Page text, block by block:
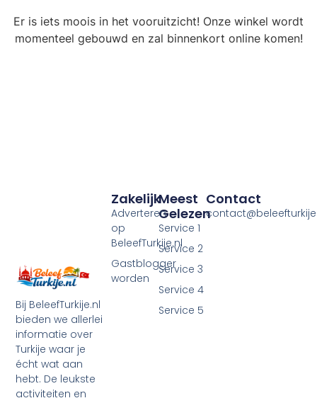
Er is iets moois in het vooruitzicht! Onze winkel wordt
momenteel gebouwd en zal binnenkort online komen!
Bij BeleefTurkije.nl
bieden we allerlei
informatie over
Turkije waar je
écht wat aan
hebt. De leukste
activiteiten en
Meest
Gelezen
Service 1
Service 2
Service 3
Service 4
Service 5
Zakelijk
Adverteren
op
BeleefTurkije.nl
Gastblogger
worden
Contact